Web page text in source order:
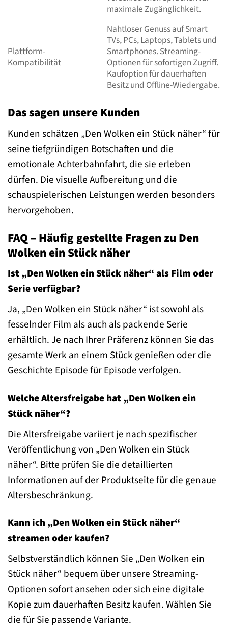
maximale Zugänglichkeit.
Plattform-
Kompatibilität
Nahtloser Genuss auf Smart
TVs, PCs, Laptops, Tablets und
Smartphones. Streaming-
Optionen für sofortigen Zugriff.
Kaufoption für dauerhaften
Besitz und Offline-Wiedergabe.
Das sagen unsere Kunden
Kunden schätzen „Den Wolken ein Stück näher“ für
seine tiefgründigen Botschaften und die
emotionale Achterbahnfahrt, die sie erleben
dürfen. Die visuelle Aufbereitung und die
schauspielerischen Leistungen werden besonders
hervorgehoben.
FAQ – Häufig gestellte Fragen zu Den
Wolken ein Stück näher
Ist „Den Wolken ein Stück näher“ als Film oder
Serie verfügbar?
Ja, „Den Wolken ein Stück näher“ ist sowohl als
fesselnder Film als auch als packende Serie
erhältlich. Je nach Ihrer Präferenz können Sie das
gesamte Werk an einem Stück genießen oder die
Geschichte Episode für Episode verfolgen.
Welche Altersfreigabe hat „Den Wolken ein
Stück näher“?
Die Altersfreigabe variiert je nach spezifischer
Veröffentlichung von „Den Wolken ein Stück
näher“. Bitte prüfen Sie die detaillierten
Informationen auf der Produktseite für die genaue
Altersbeschränkung.
Kann ich „Den Wolken ein Stück näher“
streamen oder kaufen?
Selbstverständlich können Sie „Den Wolken ein
Stück näher“ bequem über unsere Streaming-
Optionen sofort ansehen oder sich eine digitale
Kopie zum dauerhaften Besitz kaufen. Wählen Sie
die für Sie passende Variante.